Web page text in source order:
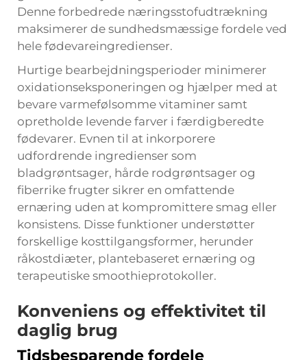
Denne forbedrede næringsstofudtrækning
maksimerer de sundhedsmæssige fordele ved
hele fødevareingredienser.
Hurtige bearbejdningsperioder minimerer
oxidationseksponeringen og hjælper med at
bevare varmefølsomme vitaminer samt
opretholde levende farver i færdigberedte
fødevarer. Evnen til at inkorporere
udfordrende ingredienser som
bladgrøntsager, hårde rodgrøntsager og
fiberrike frugter sikrer en omfattende
ernæring uden at kompromittere smag eller
konsistens. Disse funktioner understøtter
forskellige kosttilgangsformer, herunder
råkostdiæter, plantebaseret ernæring og
terapeutiske smoothieprotokoller.
Konveniens og effektivitet til
daglig brug
Tidsbesparende fordele